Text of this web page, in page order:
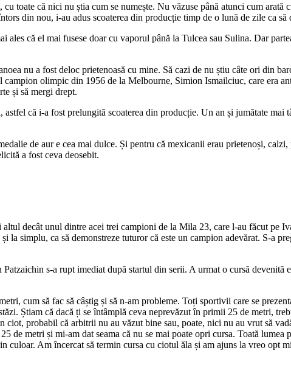
toate că nici nu știa cum se numește. Nu văzuse până atunci cum arată
din nou, i-au adus scoaterea din producție timp de o lună de zile ca
că el mai fusese doar cu vaporul până la Tulcea sau Sulina. Dar
nu a fost deloc prietenoasă cu mine. Să cazi de nu știu câte ori din
olimpic din 1956 de la Melbourne, Simion Ismailciuc, care era
și să mergi drept.
că i-a fost prelungită scoaterea din producție. Un an și jumătate mai
de aur e cea mai dulce. Și pentru că mexicanii erau prietenoși, calzi,
a fost ceva deosebit.
decât unul dintre acei trei campioni de la Mila 23, care l-au făcut pe
simplu, ca să demonstreze tuturor că este un campion adevărat. S-a
s-a rupt imediat după startul din serii. A urmat o cursă devenită
cum să fac să câștig și să n-am probleme. Toți sportivii care se
Știam că dacă ți se întâmplă ceva neprevăzut în primii 25 de metri,
probabil că arbitrii nu au văzut bine sau, poate, nici nu au vrut să
de metri și mi-am dat seama că nu se mai poate opri cursa. Toată lumea
culoar. Am încercat să termin cursa cu ciotul ăla și am ajuns la vreo opt